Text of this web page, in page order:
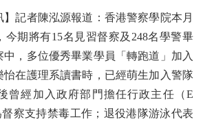
者陳泓源報道：香港警察學院本月
今期將有15名見習督察及248名學警畢
中，多位優秀畢業學員「轉跑道」加入
怡在護理系讀書時，已經萌生加入警隊
曾經加入政府部門擔任行政主任（E
察支持禁毒工作；退役港隊游泳代表